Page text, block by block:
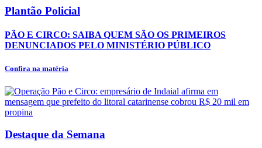
Plantão Policial
PÃO E CIRCO: SAIBA QUEM SÃO OS PRIMEIROS
DENUNCIADOS PELO MINISTÉRIO PÚBLICO
Confira na matéria
Destaque da Semana